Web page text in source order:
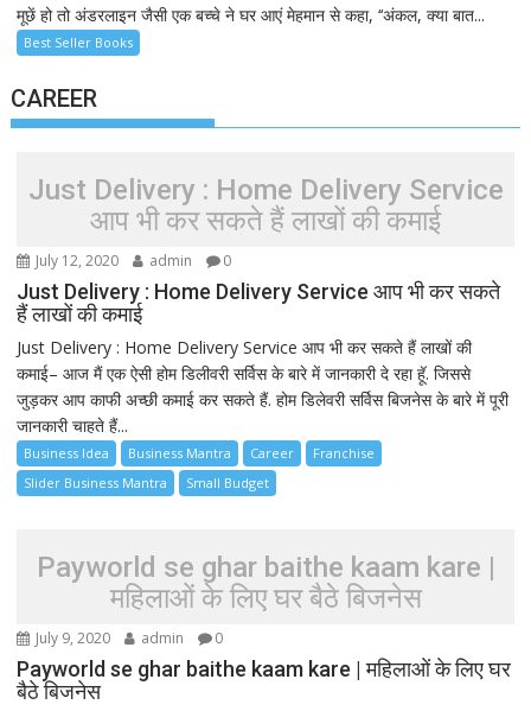
मूछें हो तो अंडरलाइन जैसी एक बच्चे ने घर आएं मेहमान से कहा, ‘‘अंकल, क्या बात...
Best Seller Books
CAREER
Just Delivery : Home Delivery Service
आप भी कर सकते हैं लाखों की कमाई
July 12, 2020 admin 0
Just Delivery : Home Delivery Service आप भी कर सकते
हैं लाखों की कमाई
Just Delivery : Home Delivery Service आप भी कर सकते हैं लाखों की
कमाई– आज मैं एक ऐसी होम डिलीवरी सर्विस के बारे में जानकारी दे रहा हूॅ. जिससे
जुड़कर आप काफी अच्छी कमाई कर सकते हैं. होम डिलेवरी सर्विस बिजनेस के बारे में पूरी
जानकारी चाहते हैं...
Business Idea Business Mantra Career
Franchise
Slider Business Mantra
Small Budget
Payworld se ghar baithe kaam kare |
महिलाओं के लिए घर बैठे बिजनेस
July 9, 2020 admin 0
Payworld se ghar baithe kaam kare | महिलाओं के लिए घर
बैठे बिजनेस